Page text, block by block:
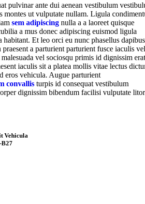
pulvinar ante dui aenean vestibulum
montes ut vulputate nullam. Ligula
sem adipiscing nulla a a laoreet quisque
a mus donec adipiscing euismod ligula
habitant. Et leo orci eu nunc phasellus dapibus
praesent a parturient parturient fusce iaculis
vel sociosqu primis id dignissim erat
iaculis sit a platea mollis vitae lectus
eros vehicula. Augue parturient
convallis turpis id consequat vestibulum
dignissim bibendum facilisi vulputate
Vehicula
B27